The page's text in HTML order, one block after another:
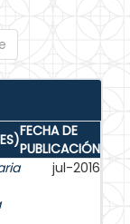
FECHA DE
PUBLICACIÓN
jul-2016